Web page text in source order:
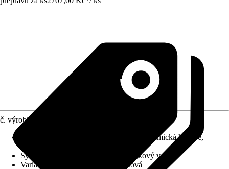
č. výrobku
Šetřící vodu, Keramická kartuše,
Systém vypouštění
Push-Open odtokový ventil
Varianta
Umyvadlová baterie páková